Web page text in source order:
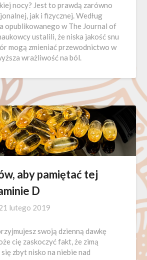
nocy? Jest to prawdą zarówno
jak i fizycznej. Według
opublikowanego w The Journal of
ustalili, że niska jakość snu
mogą zmieniać przewodnictwo w
wrażliwość na ból.
aby pamiętać tej
D
lutego 2019
swoją dzienną dawkę
cię zaskoczyć fakt, że zimą
zbyt nisko na niebie nad